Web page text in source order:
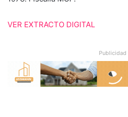
VER EXTRACTO DIGITAL
Publicidad